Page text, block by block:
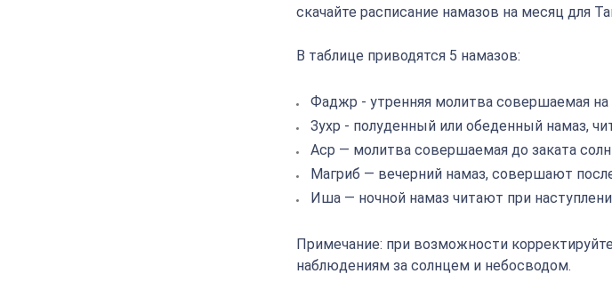
скачайте расписание намазов на месяц для
В таблице приводятся 5 намазов:
Фаджр - утренняя молитва совершаемая на
Зухр - полуденный или обеденный намаз,
Аср — молитва совершаемая до заката
Магриб — вечерний намаз, совершают
Иша — ночной намаз читают при
Примечание: при возможности
наблюдениям за солнцем и небосводом.